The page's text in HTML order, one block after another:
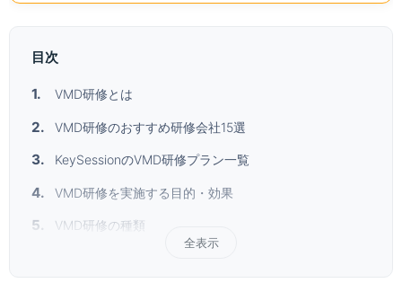
目次
VMD研修とは
VMD研修のおすすめ研修会社15選
KeySessionのVMD研修プラン一覧
VMD研修を実施する目的・効果
VMD研修の種類
全表示